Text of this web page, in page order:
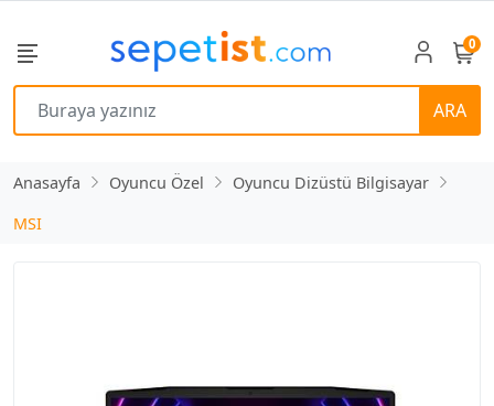
ARA
0
Anasayfa Oyuncu Özel
Oyuncu Dizüstü Bilgisayar
MSI